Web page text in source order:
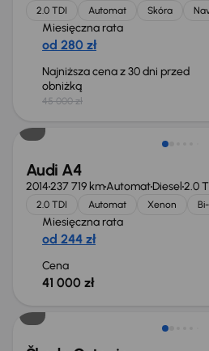
2.0 TDI Automat Skóra
Miesięczna rata
od 280 zł
Najniższa cena z 30 dni przed
obniżką
45 000 zł
Audi A4
2014237 719 kmAutomatDiesel2.0
2.0 TDI Automat Xenon
Miesięczna rata
od 244 zł
Cena
41 000 zł